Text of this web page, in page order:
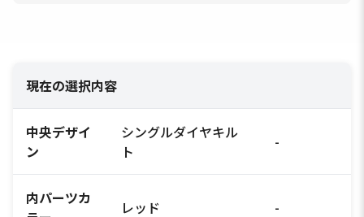
現在の選択内容
中央デザイ
ン
シングルダイヤキル
ト
-
内パーツカ
レッド -